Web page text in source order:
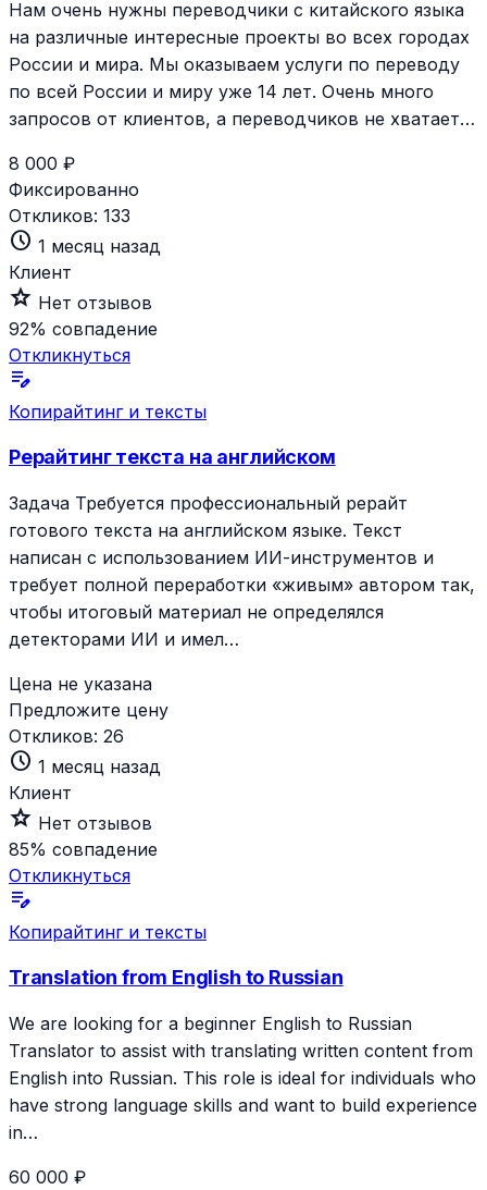
Нам очень нужны переводчики с китайского языка
на различные интересные проекты во всех городах
России и мира. Мы оказываем услуги по переводу
по всей России и миру уже 14 лет. Очень много
запросов от клиентов, а переводчиков не хватает…
8 000 ₽
Фиксированно
Откликов: 133
schedule 1 месяц назад
Клиент
star_outline Нет отзывов
92% совпадение
Откликнуться
edit_note
Копирайтинг и тексты
Рерайтинг текста на английском
Задача Требуется профессиональный рерайт
готового текста на английском языке. Текст
написан с использованием ИИ-инструментов и
требует полной переработки «живым» автором так,
чтобы итоговый материал не определялся
детекторами ИИ и имел…
Цена не указана
Предложите цену
Откликов: 26
schedule 1 месяц назад
Клиент
star_outline Нет отзывов
85% совпадение
Откликнуться
edit_note
Копирайтинг и тексты
Translation from English to Russian
We are looking for a beginner English to Russian
Translator to assist with translating written content from
English into Russian. This role is ideal for individuals who
have strong language skills and want to build experience
in…
60 000 ₽